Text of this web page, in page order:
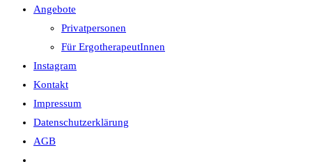
Angebote
Privatpersonen
Für ErgotherapeutInnen
Instagram
Kontakt
Impressum
Datenschutzerklärung
AGB